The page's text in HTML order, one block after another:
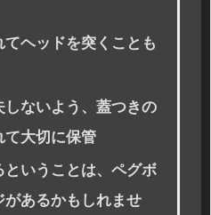
てヘッドを突くことも
ないよう、蓋つきの
て大切に保管
ということは、ペグボ
があるかもしれませ